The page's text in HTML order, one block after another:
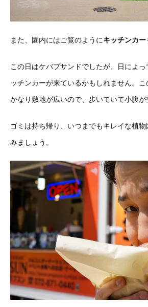
また、園内にはご覧のようにキッチンカー
この日はケバブサンドでしたが、日によ
ッチンカーが来ているかもしれません。
かなり敷地が広いので、歩いていて小腹が
ゴミは持ち帰り、いつまでもキレイな植
みましょう。